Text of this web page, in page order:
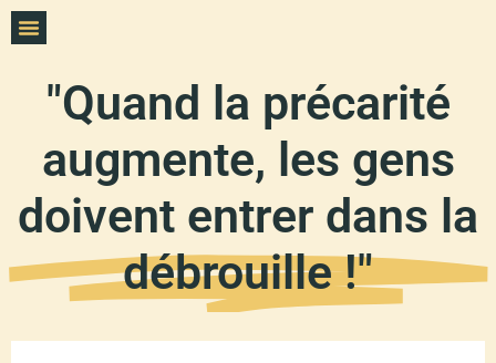
"Quand la précarité
augmente, les gens
doivent entrer dans la
débrouille !"